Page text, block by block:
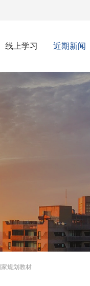
线上学习 近期新闻
规划教材